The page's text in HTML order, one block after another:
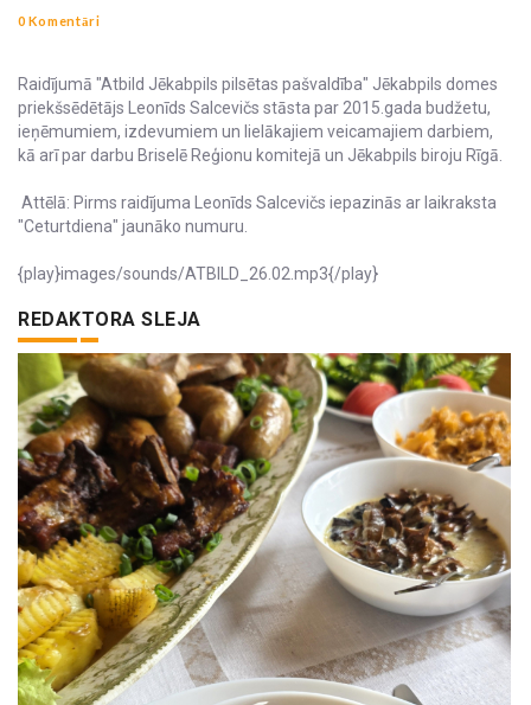
0 Komentāri
Raidījumā "Atbild Jēkabpils pilsētas pašvaldība" Jēkabpils domes
priekšsēdētājs Leonīds Salcevičs stāsta par 2015.gada budžetu,
ieņēmumiem, izdevumiem un lielākajiem veicamajiem darbiem,
kā arī par darbu Briselē Reģionu komitejā un Jēkabpils biroju Rīgā.
Attēlā: Pirms raidījuma Leonīds Salcevičs iepazinās ar laikraksta
"Ceturtdiena" jaunāko numuru.
{play}images/sounds/ATBILD_26.02.mp3{/play}
REDAKTORA SLEJA